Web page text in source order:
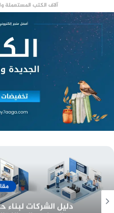
إزاي بتلبس براند وتركب
موبايل بالالافات عشان
دا حتي افراحنا وعزانا
من كلام الناس
نكتب قائمة ومؤخر غالي
كلام الناس
كلنا ضيعنا عمرنا كله في
ونسينا خالص ان الناس
وهتفضل شايفه الجزء
لا دا كمان عمرها ما
آلاف الكتب المستعملة
أسعار
معرفة أسعار تصميم